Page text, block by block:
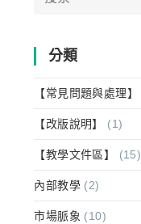
分類
【常見問題與處理】
【改版說明】 (1)
【教學文件區】 (15)
內部教學 (2)
市場脈象 (10)